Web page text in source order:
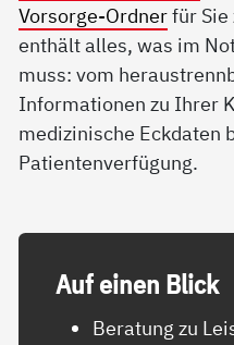
Vorsorge-Ordnerfür
enthält alles, was im
muss: vom
Informationen zu Ihrer
medizinische Eckdaten
Patientenverfügung.
Auf ei­nen Blick
Beratung zu